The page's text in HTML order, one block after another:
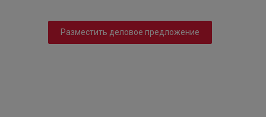
Разместить деловое предложение